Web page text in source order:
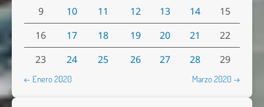
9
10 11 12 13 14
15
16
17 18 19 20 21
22
23
24 25 26 27 28 29
← Enero 2020 Marzo 2020 →